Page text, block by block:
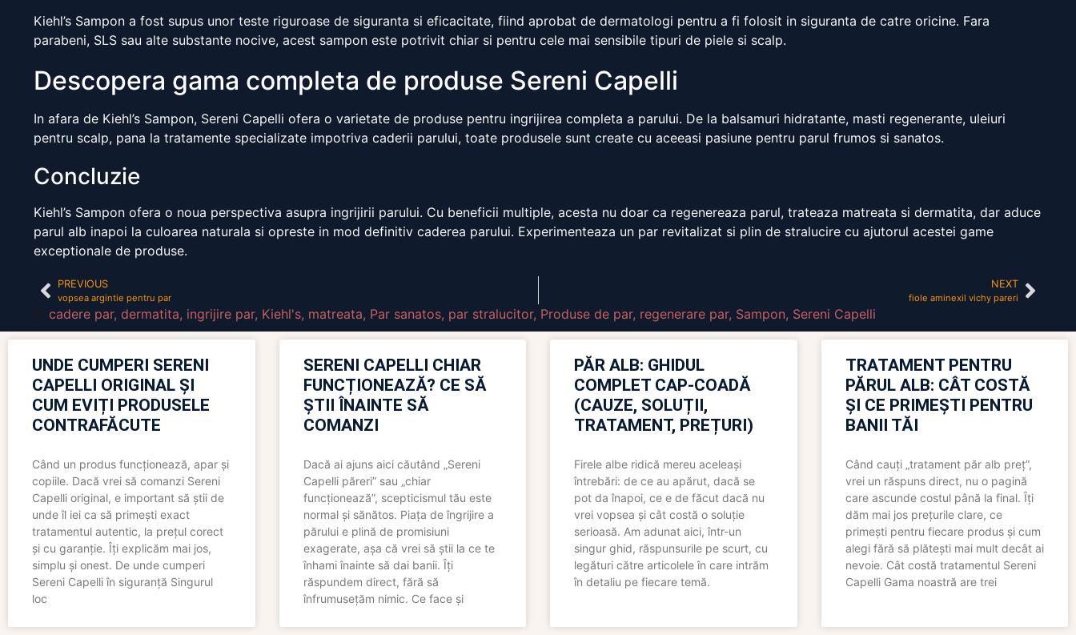
Kiehl’s Sampon a fost supus unor teste riguroase de siguranta si eficacitate, fiind aprobat de dermatologi pentru a fi folosit in siguranta de catre oricine. Fara
parabeni, SLS sau alte substante nocive, acest sampon este potrivit chiar si pentru cele mai sensibile tipuri de piele si scalp.
Descopera gama completa de produse Sereni Capelli
In afara de Kiehl’s Sampon, Sereni Capelli ofera o varietate de produse pentru ingrijirea completa a parului. De la balsamuri hidratante, masti regenerante, uleiuri
pentru scalp, pana la tratamente specializate impotriva caderii parului, toate produsele sunt create cu aceeasi pasiune pentru parul frumos si sanatos.
Concluzie
Kiehl’s Sampon ofera o noua perspectiva asupra ingrijirii parului. Cu beneficii multiple, acesta nu doar ca regenereaza parul, trateaza matreata si dermatita, dar aduce
parul alb inapoi la culoarea naturala si opreste in mod definitiv caderea parului. Experimenteaza un par revitalizat si plin de stralucire cu ajutorul acestei game
exceptionale de produse.
PREVIOUS
vopsea argintie pentru par
NEXT
fiole aminexil vichy pareri
cadere par, dermatita, ingrijire par, Kiehl's, matreata, Par sanatos, par stralucitor, Produse de par, regenerare par, Sampon, Sereni Capelli
UNDE CUMPERI SERENI
CAPELLI ORIGINAL ȘI
CUM EVIȚI PRODUSELE
CONTRAFĂCUTE
Când un produs funcționează, apar și
copiile. Dacă vrei să comanzi Sereni
Capelli original, e important să știi de
unde îl iei ca să primești exact
tratamentul autentic, la prețul corect
și cu garanție. Îți explicăm mai jos,
simplu și onest. De unde cumperi
Sereni Capelli în siguranță Singurul
loc
SERENI CAPELLI CHIAR
FUNCȚIONEAZĂ? CE SĂ
ȘTII ÎNAINTE SĂ
COMANZI
Dacă ai ajuns aici căutând „Sereni
Capelli păreri” sau „chiar
funcționează”, scepticismul tău este
normal și sănătos. Piața de îngrijire a
părului e plină de promisiuni
exagerate, așa că vrei să știi la ce te
înhami înainte să dai banii. Îți
răspundem direct, fără să
înfrumusețăm nimic. Ce face și
PĂR ALB: GHIDUL
COMPLET CAP-COADĂ
(CAUZE, SOLUȚII,
TRATAMENT, PREȚURI)
Firele albe ridică mereu aceleași
întrebări: de ce au apărut, dacă se
pot da înapoi, ce e de făcut dacă nu
vrei vopsea și cât costă o soluție
serioasă. Am adunat aici, într-un
singur ghid, răspunsurile pe scurt, cu
legături către articolele în care intrăm
în detaliu pe fiecare temă.
TRATAMENT PENTRU
PĂRUL ALB: CÂT COSTĂ
ȘI CE PRIMEȘTI PENTRU
BANII TĂI
Când cauți „tratament păr alb preț”,
vrei un răspuns direct, nu o pagină
care ascunde costul până la final. Îți
dăm mai jos prețurile clare, ce
primești pentru fiecare produs și cum
alegi fără să plătești mai mult decât ai
nevoie. Cât costă tratamentul Sereni
Capelli Gama noastră are trei